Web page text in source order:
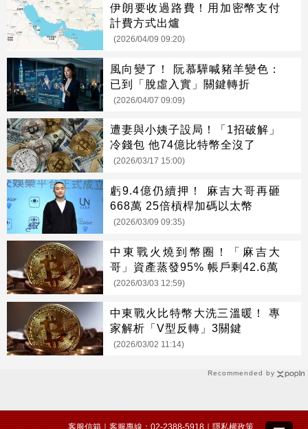
Recommended by
伊朗要收過路費！用加密幣支付
計費方式出爐
(2026/04/09 09:20)
風向變了！ 阮慕驊喊豬羊變色：
已到「脫虛入實」關鍵轉折
(2026/04/07 09:09)
遭妻與小姨子設局！「1招破解」
冷錢包 他74億比特幣全沒了
(2026/03/17 15:00)
虧9.4億仍續押！ 麻吉大哥再砸
668萬 25倍槓桿加碼以太幣
(2026/03/09 09:35)
中東戰火燒到幣圈！「麻吉大
哥」資產蒸發95% 帳戶剩42.6萬
(2026/03/03 12:59)
中東戰火比特幣大洗三溫暖！ 專
家解析「V型反轉」3關鍵
(2026/03/02 11:14)